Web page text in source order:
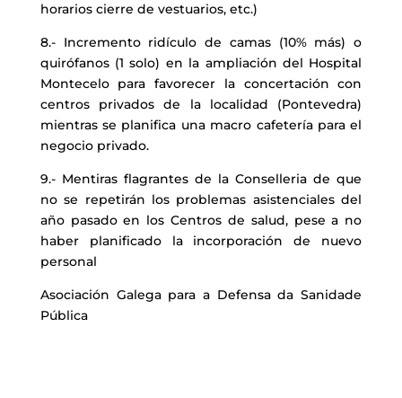
horarios cierre de vestuarios, etc.)
8.- Incremento ridículo de camas (10% más) o
quirófanos (1 solo) en la ampliación del Hospital
Montecelo para favorecer la concertación con
centros privados de la localidad (Pontevedra)
mientras se planifica una macro cafetería para el
negocio privado.
9.- Mentiras flagrantes de la Conselleria de que
no se repetirán los problemas asistenciales del
año pasado en los Centros de salud, pese a no
haber planificado la incorporación de nuevo
personal
Asociación Galega para a Defensa da Sanidade
Pública